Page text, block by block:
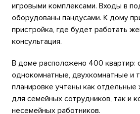
игровыми комплексами. Входы в
оборудованы пандусами. К дому
пристройка, где будет работать
консультация.
В доме расположено 400 квартир:
однокомнатные, двухкомнатные и
планировке учтены как
для семейных сотрудников, так и
несемейных работников.